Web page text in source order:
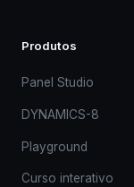
Produtos
Panel Studio
DYNAMICS-8
Playground
Curso interativo